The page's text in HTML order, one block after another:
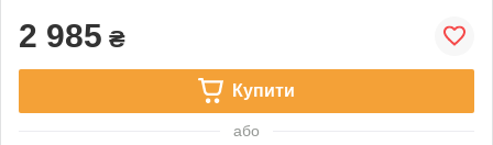
2 985 ₴
Купити
або